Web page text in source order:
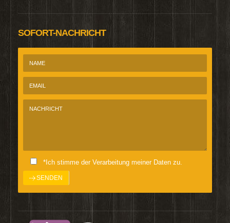
SOFORT-NACHRICHT
*Ich stimme der Verarbeitung meiner Daten zu.